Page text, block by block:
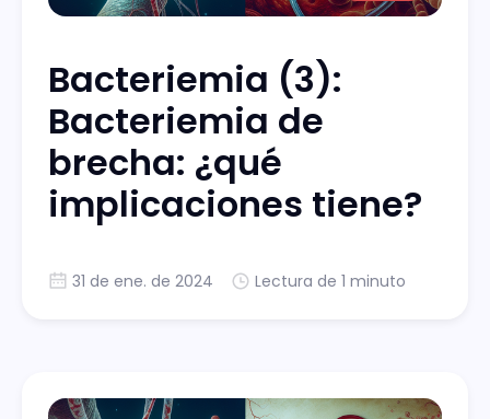
Bacteriemia (3):
Bacteriemia de
brecha: ¿qué
implicaciones tiene?
31 de ene. de 2024 Lectura de 1 minuto